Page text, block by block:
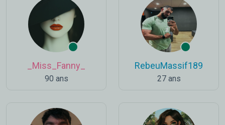
_Miss_Fanny_
90 ans
RebeuMassif189
27 ans